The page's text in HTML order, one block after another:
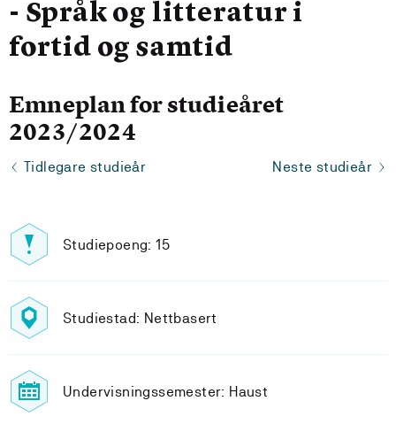
- Språk og litteratur i
fortid og samtid
Emneplan for studieåret
2023/2024
Tidlegare studieår Neste studieår
Studiepoeng: 15
Studiestad: Nettbasert
Undervisningssemester: Haust